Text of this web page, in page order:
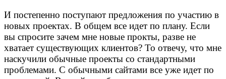
И постепенно поступают предложения по участию в
новых проектах. В общем все идет по плану. Если
вы спросите зачем мне новые прокты, разве не
хватает существующих клиентов? То отвечу, что мне
наскучили обычные проекты со стандартными
проблемами. С обычными сайтами все уже идет по